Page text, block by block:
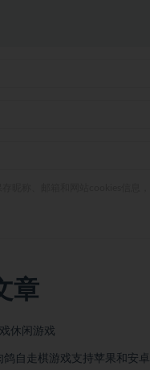
章
休闲游戏
鸽自走棋游戏支持苹果和安卓